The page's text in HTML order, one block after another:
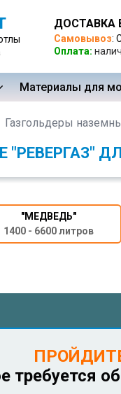
ДОСТАВКА
Самовывоз:
Оплата:
Материалы для
Газгольдеры
"МЕДВЕДЬ"
1400 - 6600 литров
требуется